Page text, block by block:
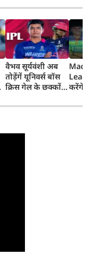
वैभव सूर्यवंशी अब
तोड़ेंगें यूनिवर्स बॉस
क्रिस गेल के छक्कों
करेंगे
टीम में